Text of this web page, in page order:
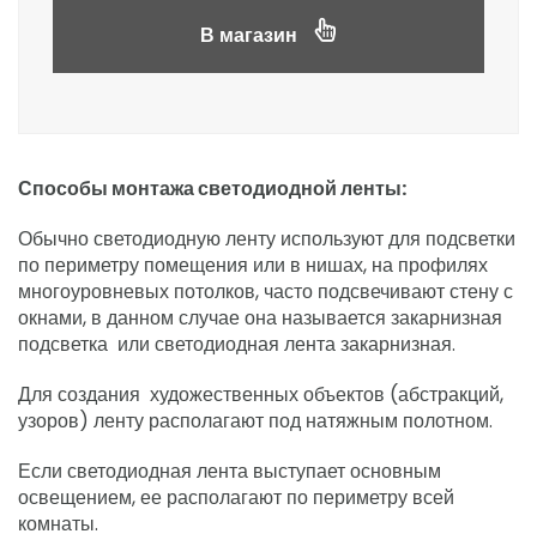
В магазин
Способы монтажа светодиодной ленты:
Обычно светодиодную ленту используют для подсветки
по периметру помещения или в нишах, на профилях
многоуровневых потолков, часто подсвечивают стену с
окнами, в данном случае она называется закарнизная
подсветка или светодиодная лента закарнизная.
Для создания художественных объектов (абстракций,
узоров) ленту располагают под натяжным полотном.
Если светодиодная лента выступает основным
освещением, ее располагают по периметру всей
комнаты.